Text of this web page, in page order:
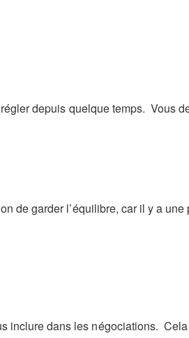
depuis quelque temps. Vous
de garder l’équilibre, car il y a
inclure dans les négociations.